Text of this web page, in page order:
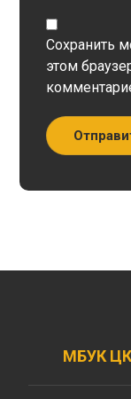
Сохранить
этом
МБУК